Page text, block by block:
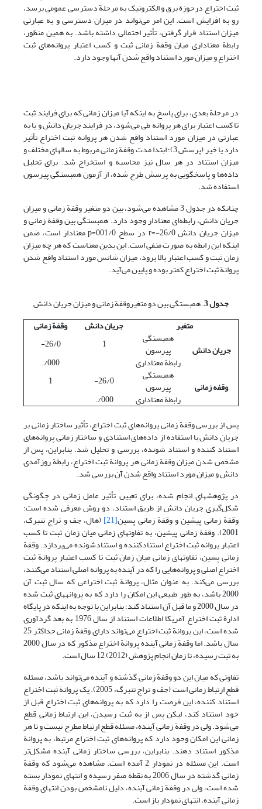
ثبت اختراع درحوزة برق و الکترونیک به مرحلة دسترسی عمومی برسد،
رو به افزایش است. این امر می‌تواند در میزان دسترسی و به عبارتی
میزان استناد قرار گرفتن، تأثیر احتمالی داشته باشد. به همین منظور،
رابطة معناداری میان وقفة زمانی ثبت و کسب اعتبار پروانه‌های ثبت
اختراع و میزان مورد استناد واقع شدن آنها وجود دارد.
در مرحلة بعدی، برای پاسخ به اینکه آیا میزان زمانی که برای فرایند ثبت
تا کسب اعتبار برای هر پروانه طی می‌شود، در فرایند جریان دانش و یا به
عبارتی در میزان مورد استناد واقع شدن هر پروانه ثبت اختراع تأثیر
دارد یا خیر (پرسش 3)؛ ابتدا مدت وقفة زمانی مربوط به سالهای مختلف و
میزان استناد در هر سال نیز محاسبه و استخراج شد. برای تحلیل
داده‌ها و پاسخگویی به پرسش طرح شده، از آزمون همبستگی پیرسون
استفاده شد.
چنانکه در جدول 3 مشاهده می‌شود، بین دو متغیر وقفة زمانی و میزان
جریان دانش، رابطه‌ای معنادار وجود دارد. همبستگی بین وقفة زمانی و
میزان جریان دانش 26/0-=r در سطح 001/0=p معنا‌دار است، ضمن
اینکه این رابطه به صورت منفی است. این بدین معناست که هر چه میزان
زمان ثبت و کسب اعتبار بالا برود، میزان شانس مورد استناد واقع شدن
پروانة ثبت اختراع کمتر بوده و پایین می‌آید.
جدول 3 . همبستگی بین دو متغیروقفة زمانی و میزان جریان دانش
متغیر
جریان دانش
وقفة زمانی
جریان دانش
همبستگی
پیرسون 1
26/0-
رابطة معناداری
000/.
وقفه زمانی
همبستگی
پیرسون 26/0-
1
رابطة معناداری
000/.
پس از بررسی وقفة زمانی پروانه‌های ثبت اختراع، تأثیر ساختار زمانی بر
جریان دانش با استفاده از داده‌های استنادی و ساختار زمانی پروانه‌های
استناد کننده و استناد شونده، بررسی و تحلیل شد. بنابراین، پس از
مشخص شدن میزان وقفة زمانی هر پروانة‌ ثبت اختراع، رابطة روزآمدی
دانش و میزان مورد استناد واقع شدن آن بررسی شد.
در پژوهشهای انجام شده، برای تعیین تأثیر عامل زمانی در چگونگی
شکل‌گیری جریان دانش از طریق استناد، دو روش معرفی شده است:
وقفة زمانی پیشین و وقفة زمانی پسین[21] (هال، جف و تراج تنبرک،
2001). وقفة زمانی پیشین، به تفاوتهای زمانی میان زمان ثبت تا کسب
اعتبار پروانه ثبت اختراع استنادکننده و استنادشونده می‌پردازد. وقفة
زمانی پسین، تفاوتهای زمانی میان زمان ثبت تا کسب اعتبار پروانة ثبت
اختراع اصلی و پروانه‌هایی را که در آینده به پروانه اصلی استناد می‌کنند،
بررسی می‌کند. به عنوان مثال، پروانة ثبت اختراعی که سال ثبت آن
2000 باشد، به طور طبیعی این امکان را دارد که به پروانه­های ثبت شده
در سال 2000 و ما قبل آن استناد کند؛ بنابراین با توجه به اینکه در پایگاه
ادارة ثبت اختراع آمریکا اطلاعات استناد از سال 1976 به بعد گردآوری
شده است، این پروانة ثبت اختراع می‌تواند دارای وقفة زمانی حداکثر 25
سال باشد. اما وقفة زمانی آینده پروانة اختراع مذکور که در سال 2000
به ثبت رسیده، تا زمان انجام پژوهش (2012) 12 سال است.
تفاوتی که میان این دو وقفة زمانی گذشته و آینده می‌تواند باشد، مسئله
قطع ارتباط زمانی است (جف و تراج تنبرگ، 2005). یک پروانة ثبت اختراع
استناد کننده، این فرصت را دارد که به پروانه‌های ثبت اختراع قبل از
خود استناد کند، لیکن پس از به ثبت رسیدن، این ارتباط زمانی قطع
می‌شود. ولی در وقفة زمانی آینده، مسئله قطع ارتباط مطرح نیست و تا هر
زمانی این امکان وجود دارد که پروانه‌های ثبت اختراع مرتبط، به پروانة
مذکور استناد دهند. بنابراین، بررسی ساختار زمانی آینده مشکل‌تر
است. این مسئله در نمودار 2 آمده است. مشاهده می‌شود که وقفة
زمانی گذشته در سال 2006 به نقطة صفر رسیده و انتهای نمودار بسته
شده است، ولی در وقفة زمانی آینده، دلیل نامشخص بودن انتهای وقفة
زمانی آینده، انتهای نمودار باز است.